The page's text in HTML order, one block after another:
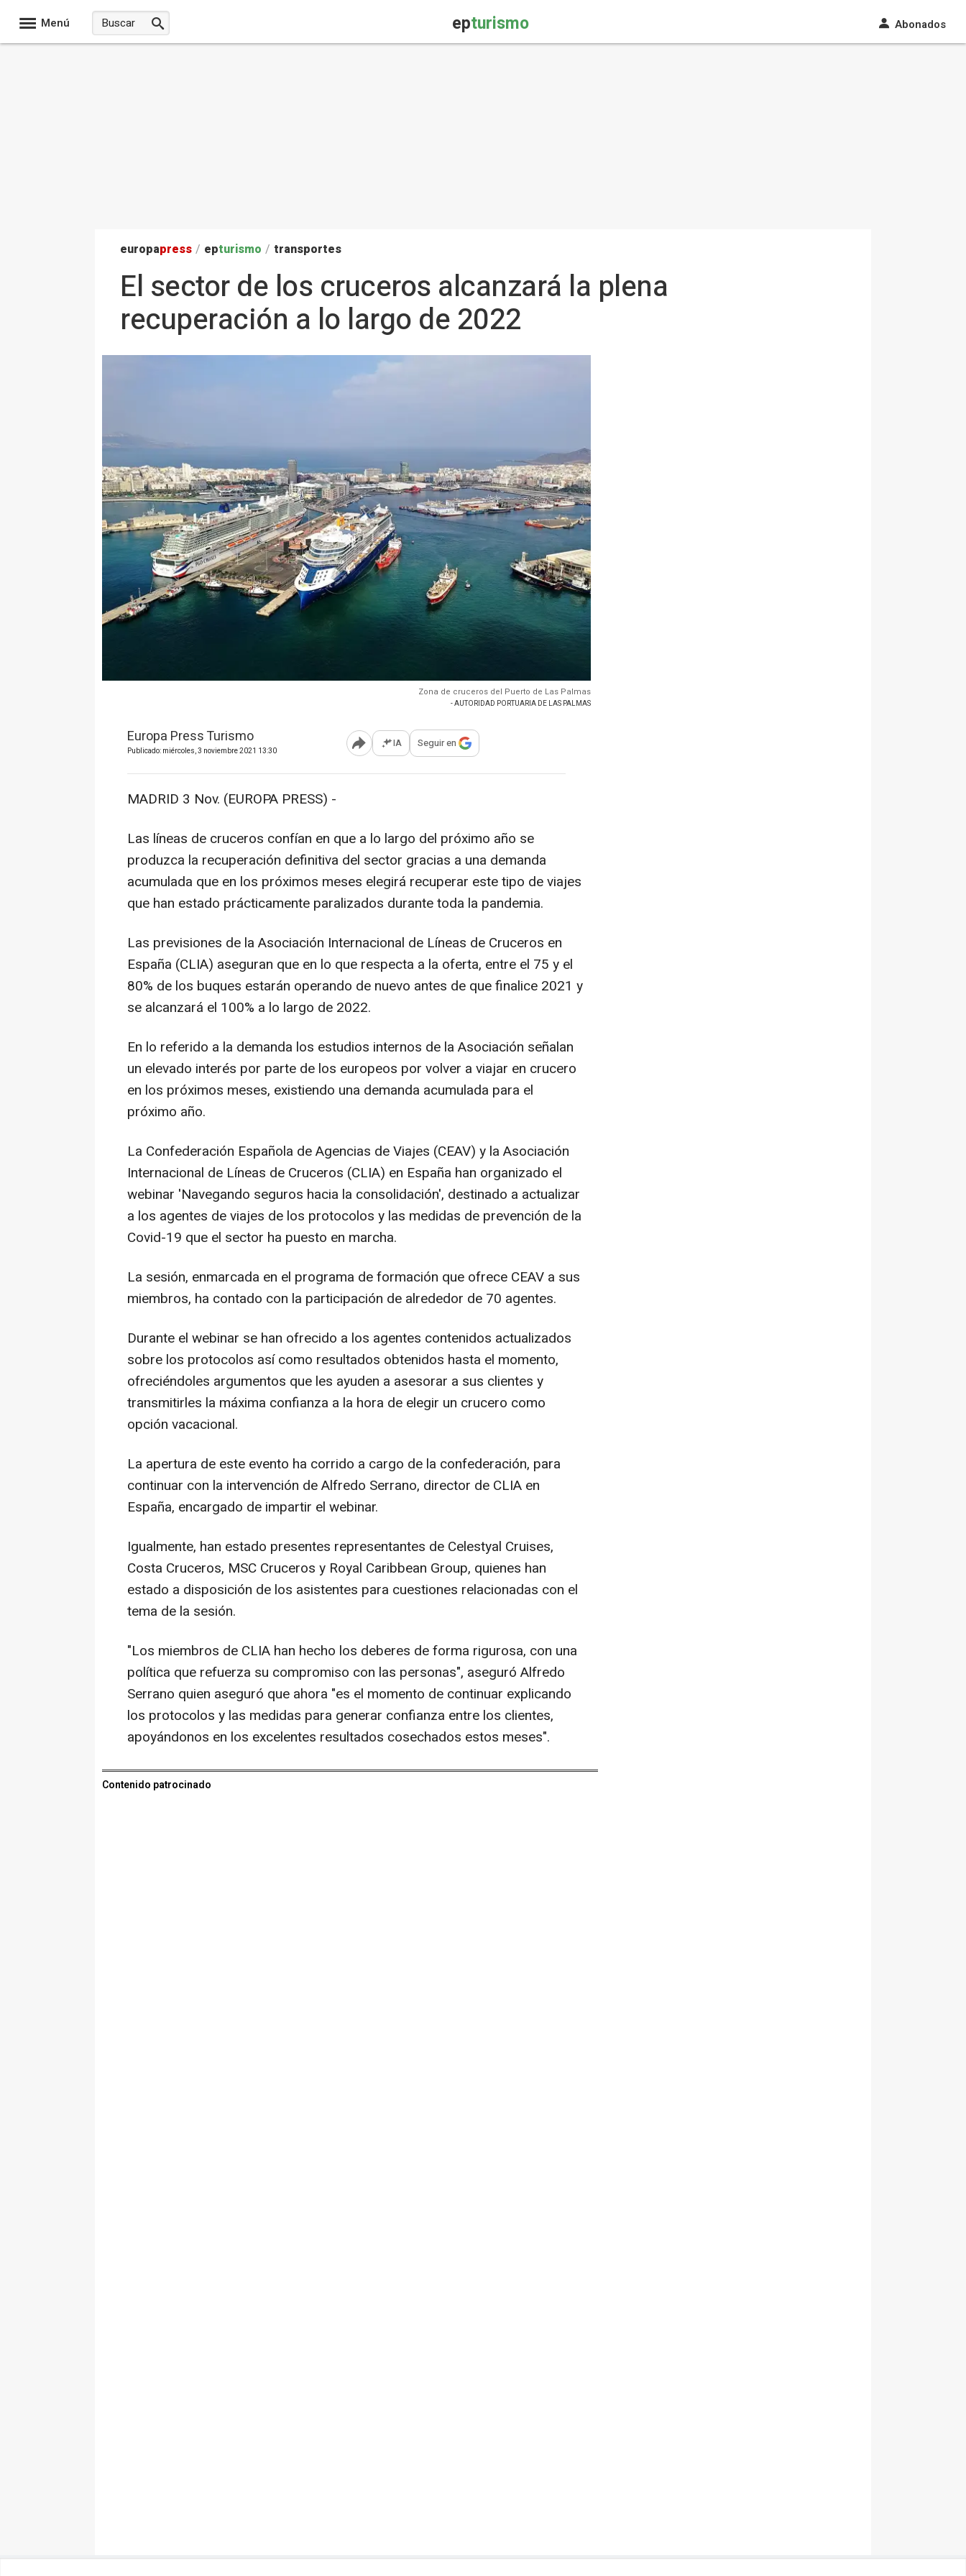
Menú epturismo Abonados
europapress / epturismo / transportes
El sector de los cruceros alcanzará la plena
recuperación a lo largo de 2022
Zona de cruceros del Puerto de Las Palmas
- AUTORIDAD PORTUARIA DE LAS PALMAS
Europa Press Turismo
Publicado: miércoles, 3 noviembre 2021 13:30 Abrir opciones para compartir
IA Seguir en
MADRID 3 Nov. (EUROPA PRESS) -
Las líneas de cruceros confían en que a lo largo del próximo año se
produzca la recuperación definitiva del sector gracias a una demanda
acumulada que en los próximos meses elegirá recuperar este tipo de viajes
que han estado prácticamente paralizados durante toda la pandemia.
Las previsiones de la Asociación Internacional de Líneas de Cruceros en
España (CLIA) aseguran que en lo que respecta a la oferta, entre el 75 y el
80% de los buques estarán operando de nuevo antes de que finalice 2021 y
se alcanzará el 100% a lo largo de 2022.
En lo referido a la demanda los estudios internos de la Asociación señalan
un elevado interés por parte de los europeos por volver a viajar en crucero
en los próximos meses, existiendo una demanda acumulada para el
próximo año.
La Confederación Española de Agencias de Viajes (CEAV) y la Asociación
Internacional de Líneas de Cruceros (CLIA) en España han organizado el
webinar 'Navegando seguros hacia la consolidación', destinado a actualizar
a los agentes de viajes de los protocolos y las medidas de prevención de la
Covid-19 que el sector ha puesto en marcha.
La sesión, enmarcada en el programa de formación que ofrece CEAV a sus
miembros, ha contado con la participación de alrededor de 70 agentes.
Durante el webinar se han ofrecido a los agentes contenidos actualizados
sobre los protocolos así como resultados obtenidos hasta el momento,
ofreciéndoles argumentos que les ayuden a asesorar a sus clientes y
transmitirles la máxima confianza a la hora de elegir un crucero como
opción vacacional.
La apertura de este evento ha corrido a cargo de la confederación, para
continuar con la intervención de Alfredo Serrano, director de CLIA en
España, encargado de impartir el webinar.
Igualmente, han estado presentes representantes de Celestyal Cruises,
Costa Cruceros, MSC Cruceros y Royal Caribbean Group, quienes han
estado a disposición de los asistentes para cuestiones relacionadas con el
tema de la sesión.
"Los miembros de CLIA han hecho los deberes de forma rigurosa, con una
política que refuerza su compromiso con las personas", aseguró Alfredo
Serrano quien aseguró que ahora "es el momento de continuar explicando
los protocolos y las medidas para generar confianza entre los clientes,
apoyándonos en los excelentes resultados cosechados estos meses".
Contenido patrocinado